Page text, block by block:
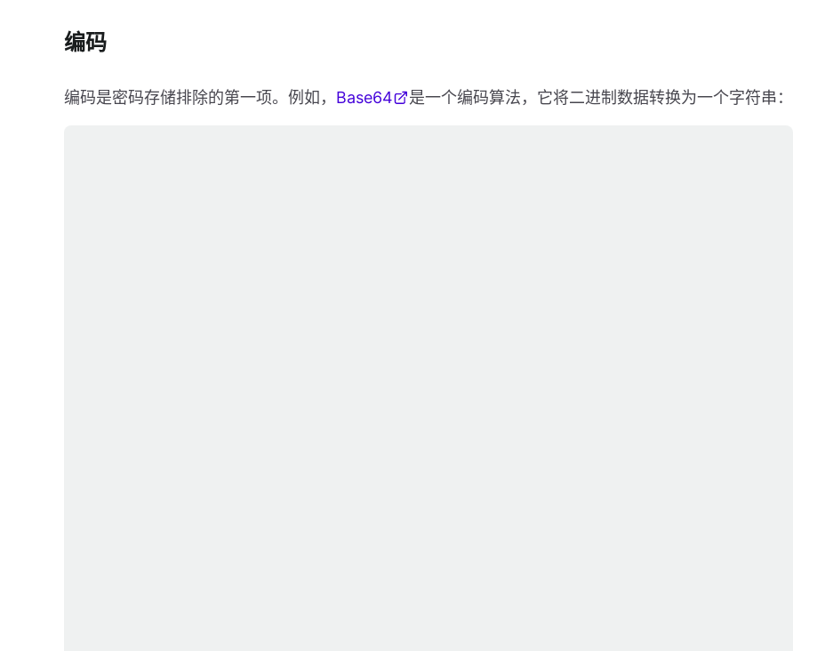
编码
编码是密码存储排除的第一项。例如， Base64 是一个编码算法，它将二进制数据转换为一个字符串：